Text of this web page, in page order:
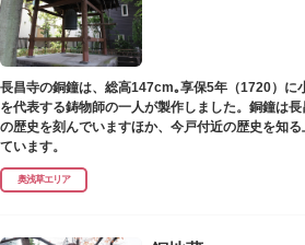
長昌寺の銅鐘は、総高147cm｡享保5年（1720）に
を代表する鋳物師の一人が製作しました。銅鐘は長
の歴史を刻んでいますほか、今戸付近の歴史を知
ています。
奥浅草エリア